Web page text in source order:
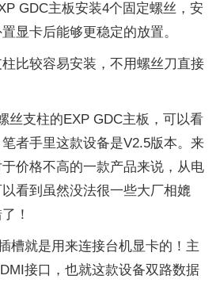
GDC主板安装4个固定螺丝，安
显卡后能够更稳定的放置。
较容易安装，不用螺丝刀直接
支柱的EXP GDC主板，可以看
者手里这款设备是V2.5版本。来
价格不高的一款产品来说，从电
看到虽然没法很一些大厂相媲
！
就是用来连接台机显卡的！主
接口，也就这款设备双路数据